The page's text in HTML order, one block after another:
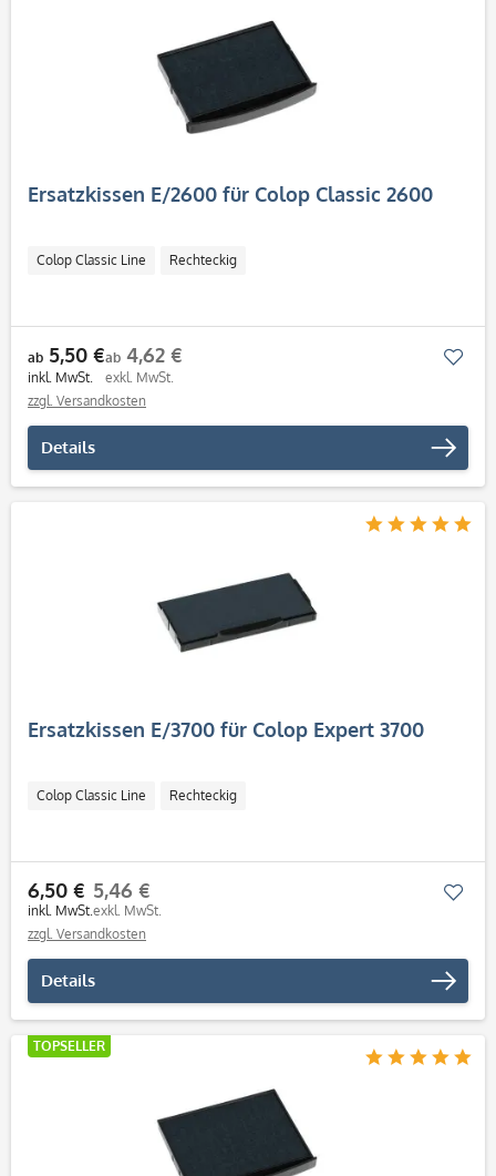
Ersatzkissen E/2600 für Colop Classic 2600
Colop Classic Line Rechteckig
ab 5,50 €
inkl. MwSt.
ab 4,62 €
exkl. MwSt.
zzgl. Versandkosten
Details
Ersatzkissen E/3700 für Colop Expert 3700
Colop Classic Line Rechteckig
6,50 €
inkl. MwSt.
5,46 €
exkl. MwSt.
zzgl. Versandkosten
Details
TOPSELLER